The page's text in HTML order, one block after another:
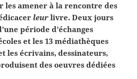
les amener à la rencontre des
leurlivre. Deux jours
période d’échanges
et les 13 médiathèques
les écrivains, dessinateurs,
des oeuvres dédiées